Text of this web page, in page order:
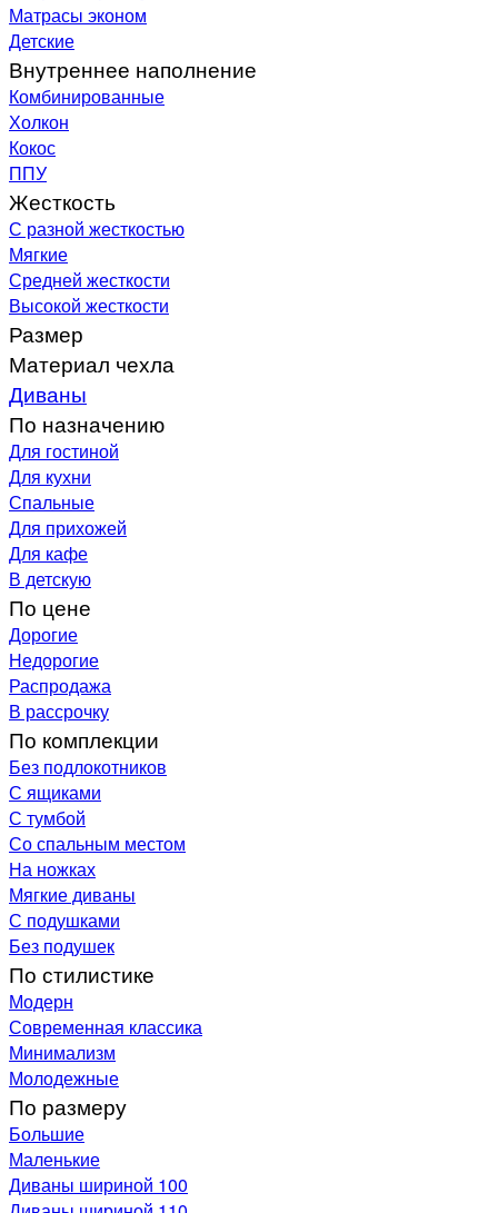
Матрасы эконом
Детские
Внутреннее наполнение
Комбинированные
Холкон
Кокос
ППУ
Жесткость
С разной жесткостью
Мягкие
Средней жесткости
Высокой жесткости
Размер
Материал чехла
Диваны
По назначению
Для гостиной
Для кухни
Спальные
Для прихожей
Для кафе
В детскую
По цене
Дорогие
Недорогие
Распродажа
В рассрочку
По комплекции
Без подлокотников
С ящиками
С тумбой
Со спальным местом
На ножках
Мягкие диваны
С подушками
Без подушек
По стилистике
Модерн
Современная классика
Минимализм
Молодежные
По размеру
Большие
Маленькие
Диваны шириной 100